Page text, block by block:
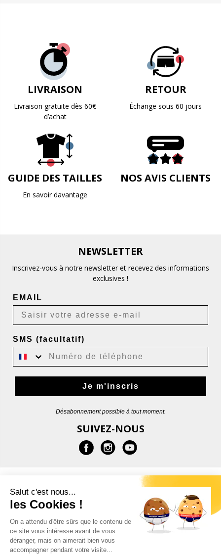
LIVRAISON
Livraison gratuite dès 60€
d’achat
RETOUR
Échange sous 60 jours
GUIDE DES TAILLES
En savoir davantage
NOS AVIS CLIENTS
NEWSLETTER
Inscrivez-vous à notre newsletter et recevez des informations
exclusives !
EMAIL
SMS (facultatif)
Je m'inscris
Désabonnement possible à tout moment.
SUIVEZ-NOUS
AIDE
CONTACT
Salut c'est nous...
les Cookies !
On a attendu d'être sûrs que le contenu de
ce site vous intéresse avant de vous
déranger, mais on aimerait bien vous
accompagner pendant votre visite...